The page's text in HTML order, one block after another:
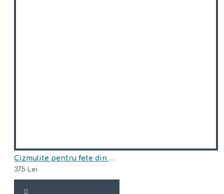
Cizmulite pentru fete din piele naturala,imblanite model MIKAELA
375 Lei